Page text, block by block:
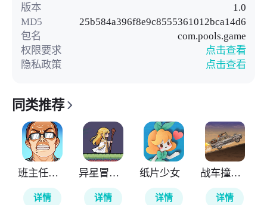
版本
1.0
MD5
25b584a396f8e9c8555361012bca14d6
包名
com.pools.game
权限要求
点击查看
隐私政策
点击查看
同类推荐
班主任模拟器
详情
异星冒险灵戊
详情
纸片少女
详情
战车撞僵尸地牢
详情